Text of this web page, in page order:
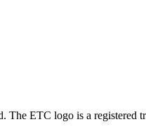
The ETC logo is a registered